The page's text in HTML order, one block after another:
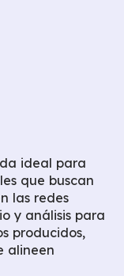
ideal para
que buscan
las redes
y análisis para
producidos,
alineen